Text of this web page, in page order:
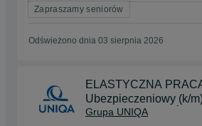
Zapraszamy seniorów
Odświeżono dnia 03 sierpnia 2026
ELASTYCZNA
Ubezpieczeniowy (k/
okolice | BEZ
Grupa UNIQA